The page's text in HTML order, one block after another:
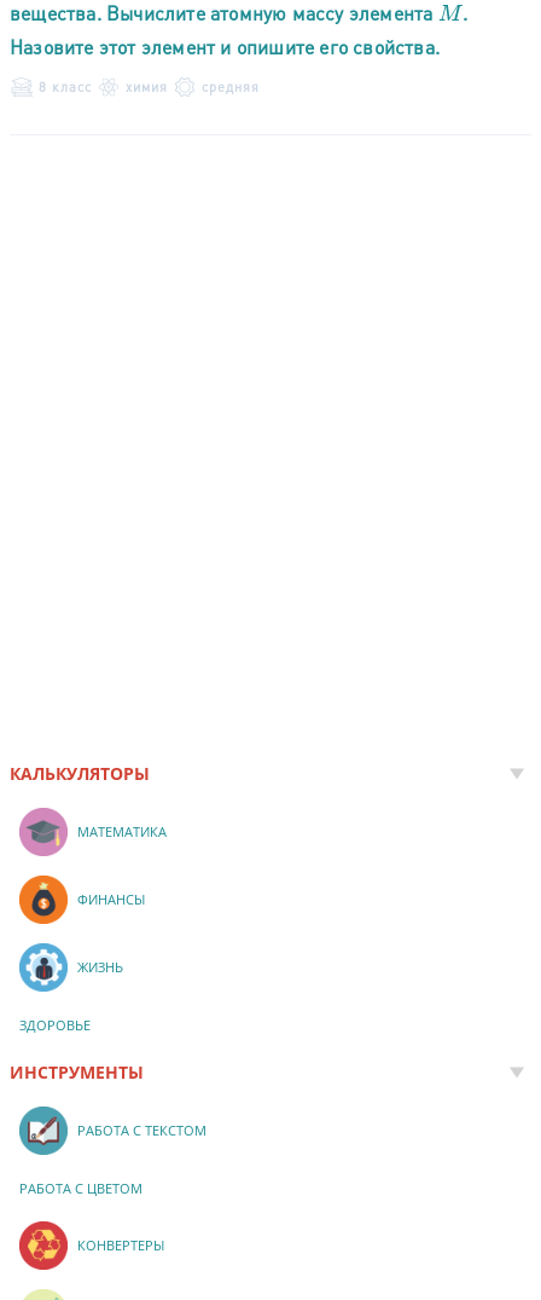
вещества. Вычислите атомную массу элемента M .
Назовите этот элемент и опишите его свойства.
8 класс химия средняя
КАЛЬКУЛЯТОРЫ
МАТЕМАТИКА
ФИНАНСЫ
ЖИЗНЬ
ЗДОРОВЬЕ
ИНСТРУМЕНТЫ
РАБОТА С ТЕКСТОМ
РАБОТА С ЦВЕТОМ
КОНВЕРТЕРЫ